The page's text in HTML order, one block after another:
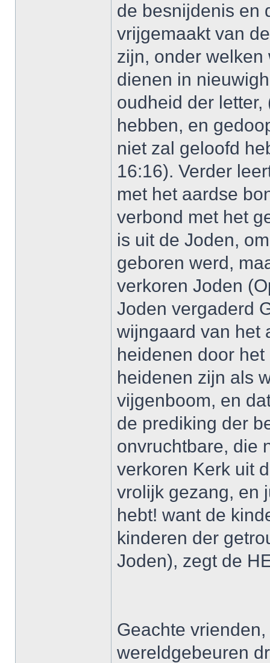
de besnijdenis en
vrijgemaakt van
zijn, onder
dienen in
oudheid der
hebben, en
niet zal geloofd
16:16). Verder
met het aardse
verbond met het
is uit de Joden,
geboren werd,
verkoren Joden
Joden vergaderd
wijngaard van het
heidenen door
heidenen zijn als
vijgenboom, en
de prediking der
onvruchtbare, die
verkoren Kerk uit
vrolijk gezang, en
hebt! want de
kinderen der
Joden), zegt de
Geachte
wereldgebeuren